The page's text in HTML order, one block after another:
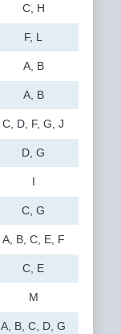
C, H
F, L
A, B
A, B
C, D, F, G, J
D, G
I
C, G
A, B, C, E, F
C, E
M
A, B, C, D, G